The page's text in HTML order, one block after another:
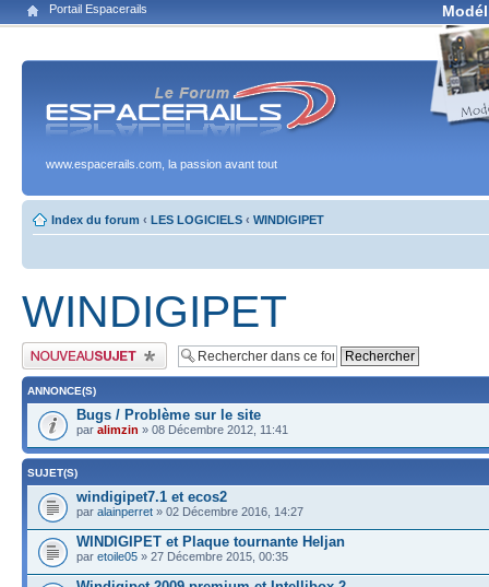
Portail Espacerails
www.espacerails.com, la passion avant tout
Index du forum ‹ LES LOGICIELS ‹ WINDIGIPET
WINDIGIPET
Publier un nouveau sujet
ANNONCE(S)
Bugs / Problème sur le site
par alimzin » 08 Décembre 2012, 11:41
SUJET(S)
windigipet7.1 et ecos2
par alainperret » 02 Décembre 2016, 14:27
WINDIGIPET et Plaque tournante Heljan
par etoile05 » 27 Décembre 2015, 00:35